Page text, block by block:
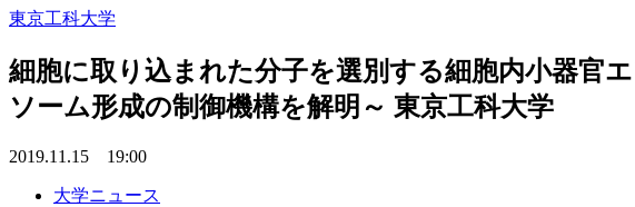
東京工科大学
細胞に取り込まれた分子を選別する細胞内小器官
ソーム形成の制御機構を解明～ 東京工科大学
2019.11.15 19:00
大学ニュース